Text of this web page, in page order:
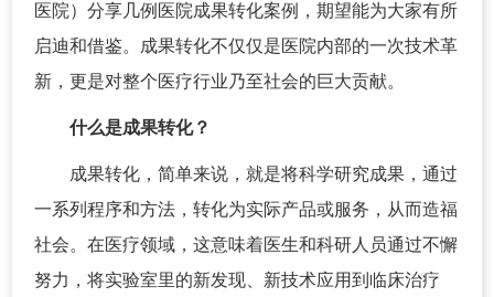
医院）分享几例医院成果转化案例，期望能为大家有所
启迪和借鉴。成果转化不仅仅是医院内部的一次技术革
新，更是对整个医疗行业乃至社会的巨大贡献。
什么是成果转化？
成果转化，简单来说，就是将科学研究成果，通过
一系列程序和方法，转化为实际产品或服务，从而造福
社会。在医疗领域，这意味着医生和科研人员通过不懈
努力，将实验室里的新发现、新技术应用到临床治疗